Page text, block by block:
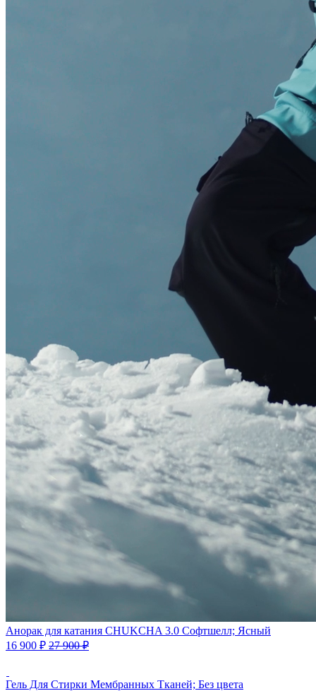
Анорак для катания CHUKCHA 3.0 Софтшелл; Ясный
16 900 ₽ 27 900₽
Гель Для Стирки Мембранных Тканей; Без цвета